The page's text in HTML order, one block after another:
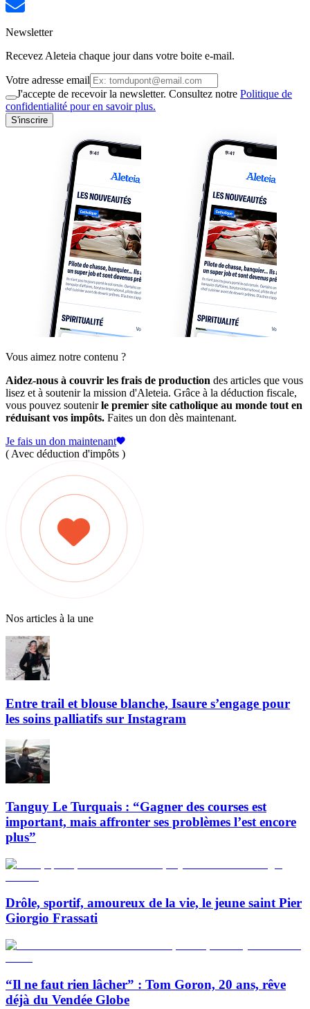
Newsletter
Recevez Aleteia chaque jour dans votre boite e-mail.
Votre adresse email
J'accepte de recevoir la newsletter. Consultez notre Politique de
confidentialité pour en savoir plus.
S'inscrire
Vous aimez notre contenu ?
Aidez-nous à couvrir les frais de production des articles que vous
lisez et à soutenir la mission d'Aleteia. Grâce à la déduction fiscale,
vous pouvez soutenirle premier site catholique au monde tout en
réduisant vos impôts. Faites un don dès maintenant.
Je fais un don maintenant
( Avec déduction d'impôts )
Nos articles à la une
Entre trail et blouse blanche, Isaure s’engage pour
les soins palliatifs sur Instagram
Tanguy Le Turquais : “Gagner des courses est
important, mais affronter ses problèmes l’est encore
plus”
Drôle, sportif, amoureux de la vie, le jeune saint Pier
Giorgio Frassati
“Il ne faut rien lâcher” : Tom Goron, 20 ans, rêve
déjà du Vendée Globe